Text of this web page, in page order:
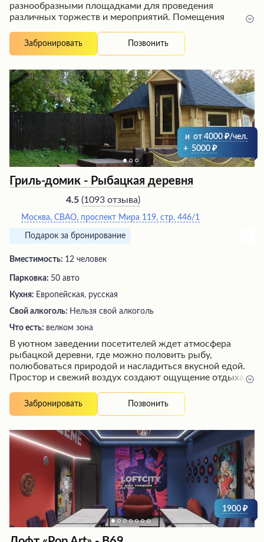
разнообразными площадками для проведения
различных торжеств и мероприятий. Помещения
колонками и микрофонами. Гости отмечают
клиентоориентированный и доброжелательный
Несмотря на некоторые незначительные недостатки,
такие как периодически неработающая техника или
недостаточно чистые санузлы, большинство
посетителей остаются довольны проведенным здесь
временем и рекомендуют это место для отдыха
компанией или празднования торжественных событий.
Забронировать Позвонить
и от 4000
/чел.
+ 5000
Гриль-домик - Рыбацкая деревня
4.5 (1093 отзыва)
Москва, СВАО, проспект Мира 119, стр. 446/1
Подарок за бронирование
Вместимость: 12 человек
Парковка: 50 авто
Кухня: Европейская, русская
Свой алкоголь: Нельзя свой алкоголь
Что есть: велком зона
В уютном заведении посетителей ждет атмосфера
рыбацкой деревни, где можно половить рыбу,
полюбоваться природой и насладиться вкусной едой.
Простор и свежий воздух создают ощущение отдыха, а
приятные эмоции. Здесь предусмотрены площадки для
активных игр, где можно поиграть в волейбол или
и приготовить рыбу станет незабываемым опытом для
всей семьи.
Забронировать Позвонить
1900